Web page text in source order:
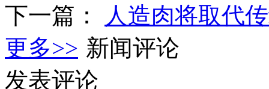
下一篇：
人造肉将取代
更多>> 新闻评论
发表评论